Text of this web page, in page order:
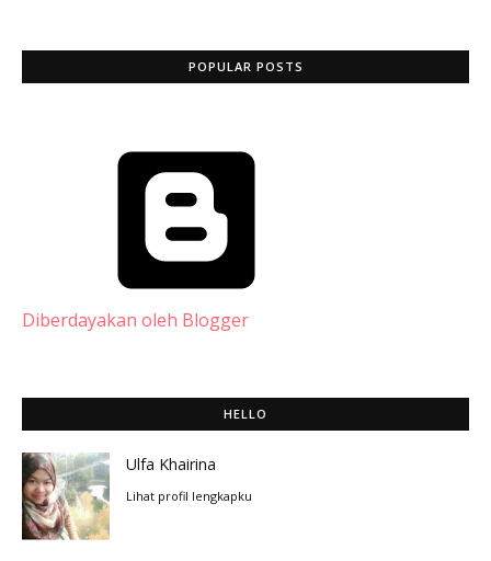
POPULAR POSTS
Diberdayakan oleh Blogger
HELLO
Ulfa Khairina
Lihat profil lengkapku